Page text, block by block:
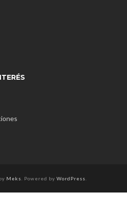
Meks . Powered by WordPress